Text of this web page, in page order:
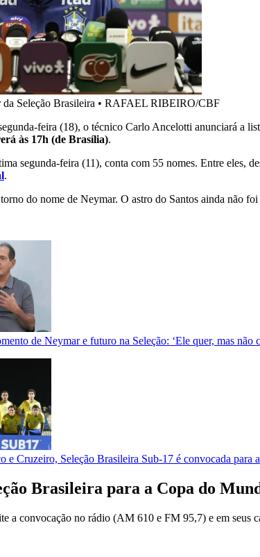
Seleção Brasileira • RAFAEL RIBEIRO/CBF
feira (18), o técnico Carlo Ancelotti anunciará a
às 17h (de Brasília).
segunda-feira (11), conta com 55 nomes. Entre eles,
.
do nome de Neymar. O astro do Santos ainda não
de Neymar e futuro na Seleção: ‘Ele quer, mas não
e Cruzeiro, Seleção Brasileira Sub-17 é convocada para
Brasileira para a Copa do
a convocação no rádio (AM 610 e FM 95,7) e em seus